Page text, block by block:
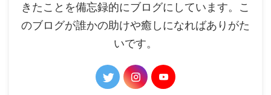
きたことを備忘録的にブログにしています。こ
のブログが誰かの助けや癒しになればありがた
いです。